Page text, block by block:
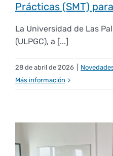
Prácticas (SMT)
La Universidad de Las
(ULPGC), a [...]
28 de abril de 2026
Más información